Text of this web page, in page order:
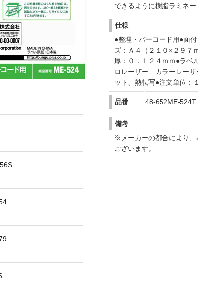
できるように樹脂ラミネー
仕様
●整理・バーコード用●面
ズ：Ａ４（２１０×２９７
厚：０．１２４ｍｍ●ラベ
ロレーザー、カラーレー
ット、熱転写●注文単位：
品番 48-652ME-524T
備考
※メーカーの都合により、
ございます。